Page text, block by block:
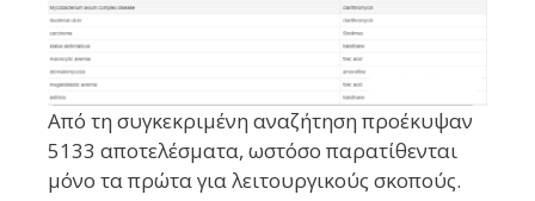
Από τη συγκεκριμένη αναζήτηση προέκυψαν
5133 αποτελέσματα, ωστόσο παρατίθενται
μόνο τα πρώτα για λειτουργικούς σκοπούς.